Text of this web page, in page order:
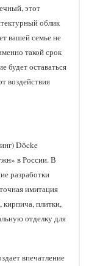
этот
облик
вашей семье не
такой срок
будет оставаться
воздействия
Döcke
в России. В
разработки
имитация
плитки,
отделку для
впечатление